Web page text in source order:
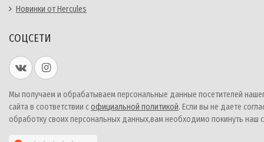
Новинки от Hercules
СОЦСЕТИ
Мы получаем и обрабатываем персональные данные посетителей
сайта в соответствии софициальной политикой. Если вы не даете
обработку своих персональных данных,вам необходимо покинуть наш